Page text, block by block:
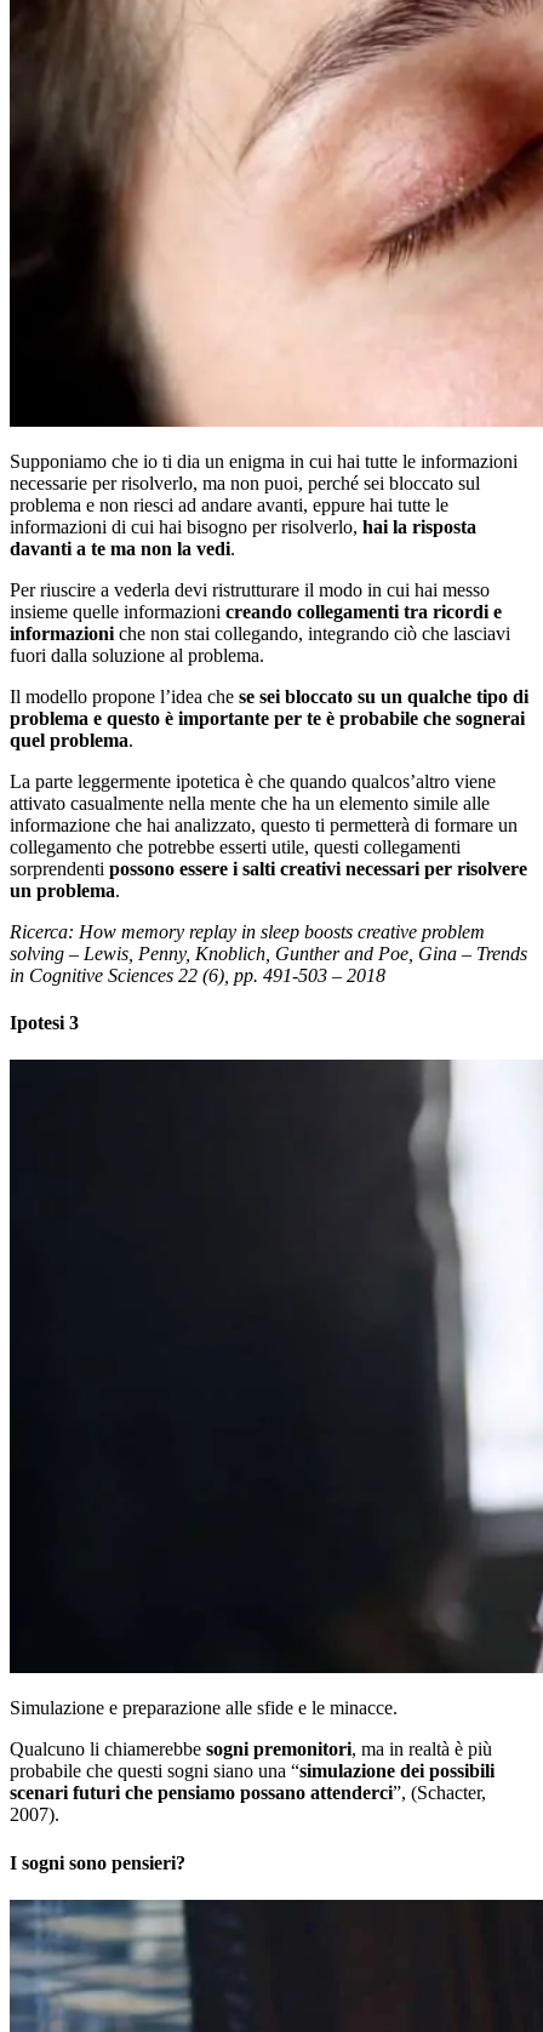
Supponiamo che io ti dia un enigma in cui hai tutte le informazioni
necessarie per risolverlo, ma non puoi, perché sei bloccato sul
problema e non riesci ad andare avanti, eppure hai tutte le
informazioni di cui hai bisogno per risolverlo, hai la risposta
davanti a te ma non la vedi.
Per riuscire a vederla devi ristrutturare il modo in cui hai messo
insieme quelle informazioni creando collegamenti tra ricordi e
informazioni che non stai collegando, integrando ciò che lasciavi
fuori dalla soluzione al problema.
Il modello propone l’idea che se sei bloccato su un qualche tipo di
problema e questo è importante per te è probabile che sognerai
quel problema.
La parte leggermente ipotetica è che quando qualcos’altro viene
attivato casualmente nella mente che ha un elemento simile alle
informazione che hai analizzato, questo ti permetterà di formare un
collegamento che potrebbe esserti utile, questi collegamenti
sorprendenti possono essere i salti creativi necessari per risolvere
un problema.
Ricerca: How memory replay in sleep boosts creative problem
solving – Lewis, Penny, Knoblich, Gunther and Poe, Gina – Trends
in Cognitive Sciences 22 (6), pp. 491-503 – 2018
Ipotesi 3
Simulazione e preparazione alle sfide e le minacce.
Qualcuno li chiamerebbe sogni premonitori, ma in realtà è più
probabile che questi sogni siano una “simulazione dei possibili
scenari futuri che pensiamo possano attenderci”, (Schacter,
2007).
I sogni sono pensieri?